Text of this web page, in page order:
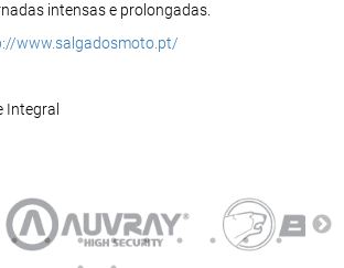
intensas e prolongadas.
www.salgadosmoto.pt/
Integral